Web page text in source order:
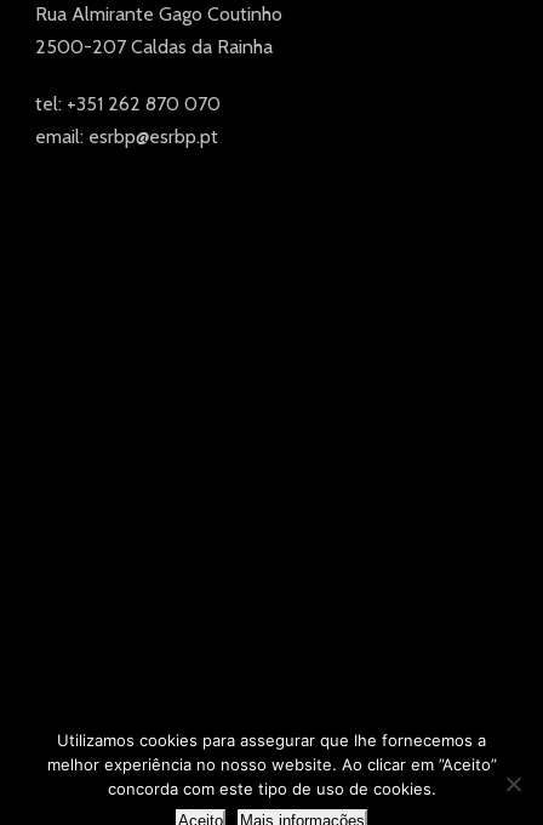
Rua Almirante Gago Coutinho
2500-207 Caldas da Rainha
tel: +351 262 870 070
email: esrbp@esrbp.pt
2025 © - AERBP
Utilizamos cookies para assegurar que lhe fornecemos a
melhor experiência no nosso website. Ao clicar em ”Aceito”
concorda com este tipo de uso de cookies.
Aceito Mais informações